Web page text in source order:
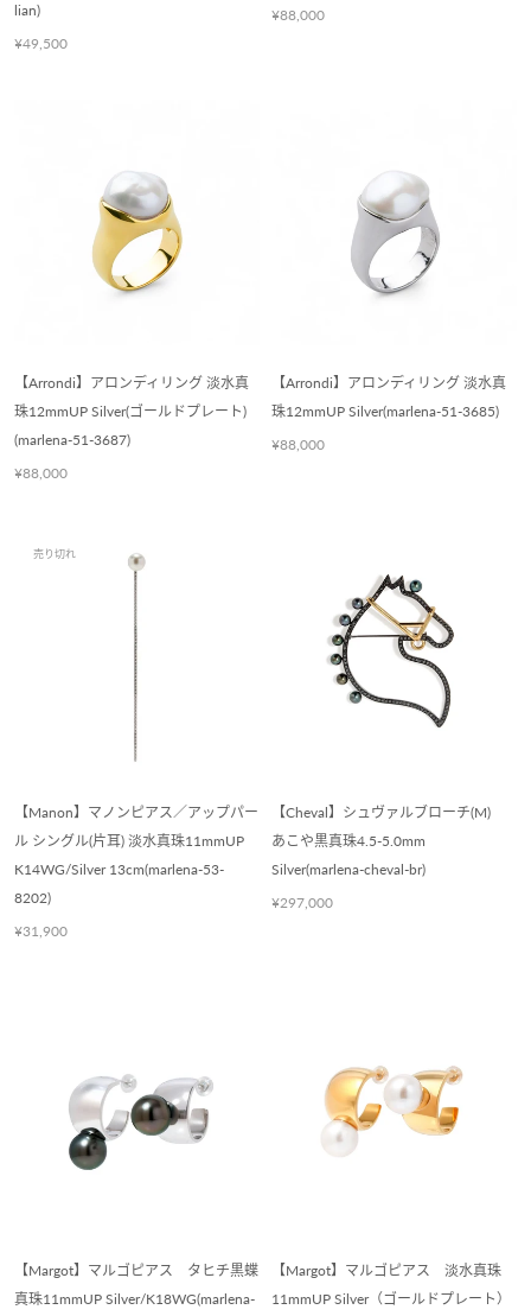
lian)
¥49,500
¥88,000
【Arrondi】アロンディリング 淡水真
珠12mmUP Silver(ゴールドプレート)
(marlena-51-3687)
¥88,000
【Arrondi】アロンディリング 淡水真
珠12mmUP Silver(marlena-51-3685)
¥88,000
売り切れ
【Manon】マノンピアス／アップパー
ル シングル(片耳) 淡水真珠11mmUP
K14WG/Silver 13cm(marlena-53-
8202)
¥31,900
【Cheval】シュヴァルブローチ(M)
あこや黒真珠4.5-5.0mm
Silver(marlena-cheval-br)
¥297,000
【Margot】マルゴピアス タヒチ黒蝶
真珠11mmUP Silver/K18WG(marlena-
【Margot】マルゴピアス 淡水真珠
11mmUP Silver（ゴールドプレート）